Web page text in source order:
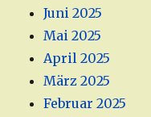
Juni 2025
Mai 2025
April 2025
März 2025
Februar 2025